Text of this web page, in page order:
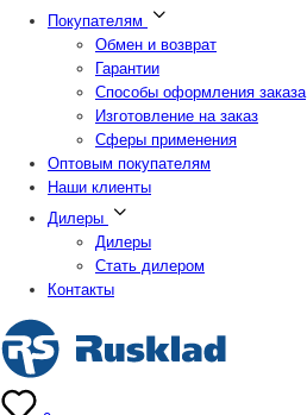
Покупателям
Обмен и возврат
Гарантии
Способы оформления заказа
Изготовление на заказ
Сферы применения
Оптовым покупателям
Наши клиенты
Дилеры
Дилеры
Стать дилером
Контакты